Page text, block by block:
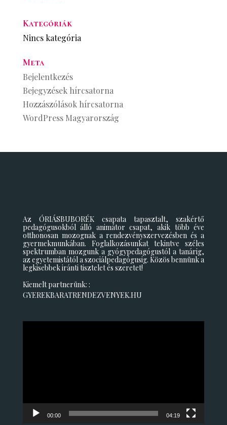
Kategóriák
Nincs kategória
Meta
Bejelentkezés
Bejegyzések hírcsatorna
Hozzászólások hírcsatorna
WordPress Magyarország
Az ÓRIÁSBUBORÉK csapata tapasztalt, szakértő
pedagógusokból álló animátor csapat, akik több éve
otthonosan mozognak a rendezvényszervezésben és a
gyermekmunkában. Foglalkozásunkat tekintve széles
spektrumban mozgunk a gyógypedagógustól a tanárig,
az egyetemistától a szociálpedagógusig. Közös bennünk a
legkisebbek iránti tisztelet és szeretet!
Kiemelt partnerünk: :
GYEREKBARATRENDEZVENYEK.HU
00:00 04:19